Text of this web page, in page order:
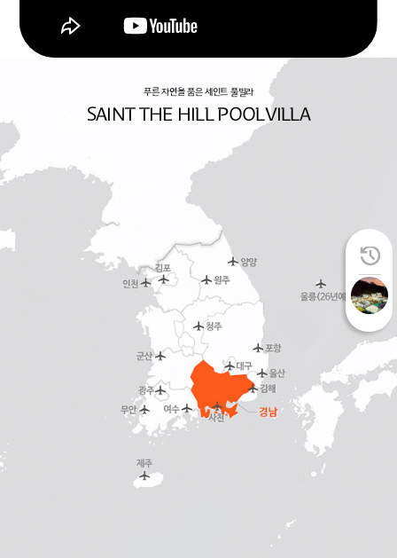
푸른 자연을 품은 세인트 풀빌라
SAINT THE HILL POOLVILLA